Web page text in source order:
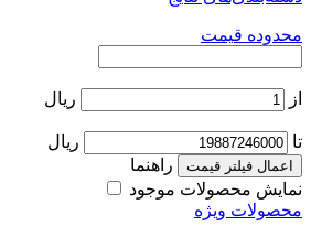
محدوده قیمت
از ریال
تا ریال
اعمال فیلتر قیمت
راهنما
نمایش محصولات موجود
محصولات ویژه